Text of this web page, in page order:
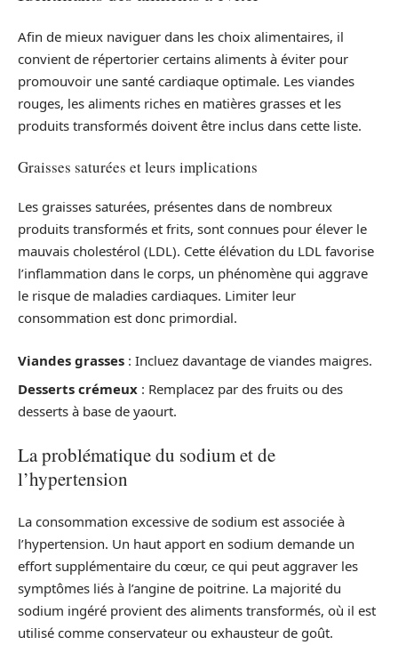
Afin de mieux naviguer dans les choix alimentaires, il
convient de répertorier certains aliments à éviter pour
promouvoir une santé cardiaque optimale. Les viandes
rouges, les aliments riches en matières grasses et les
produits transformés doivent être inclus dans cette liste.
Graisses saturées et leurs implications
Les graisses saturées, présentes dans de nombreux
produits transformés et frits, sont connues pour élever le
mauvais cholestérol (LDL). Cette élévation du LDL favorise
l’inflammation dans le corps, un phénomène qui aggrave
le risque de maladies cardiaques. Limiter leur
consommation est donc primordial.
Viandes grasses : Incluez davantage de viandes maigres.
Desserts crémeux : Remplacez par des fruits ou des
desserts à base de yaourt.
La problématique du sodium et de
l’hypertension
La consommation excessive de sodium est associée à
l’hypertension. Un haut apport en sodium demande un
effort supplémentaire du cœur, ce qui peut aggraver les
symptômes liés à l’angine de poitrine. La majorité du
sodium ingéré provient des aliments transformés, où il est
utilisé comme conservateur ou exhausteur de goût.